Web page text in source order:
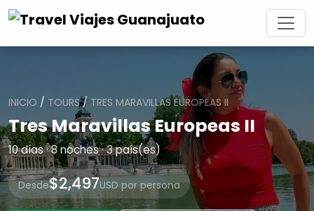
INICIO / TOURS/ TRES MARAVILLAS EUROPEAS II
Tres Maravillas Europeas II
10 días · 8 noches · 3 país(es)
Desde$2,497USD por persona